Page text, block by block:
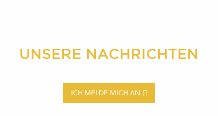
UNSERE NACHRICHTEN
ICH MELDE MICH AN